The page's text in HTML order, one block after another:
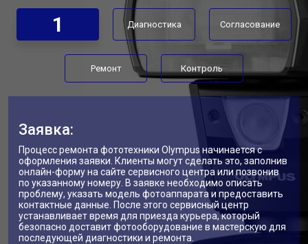
1 Диагностика Согласование
Ремонт Контроль
Заявка:
Процесс ремонта фототехники Olympus начинается с
оформления заявки. Клиенты могут сделать это, заполнив
онлайн-форму на сайте сервисного центра или позвонив
по указанному номеру. В заявке необходимо описать
проблему, указать модель фотоаппарата и предоставить
контактные данные. После этого сервисный центр
устанавливает время для приезда курьера, который
безопасно доставит фотооборудование в мастерскую для
последующей диагностики и ремонта.